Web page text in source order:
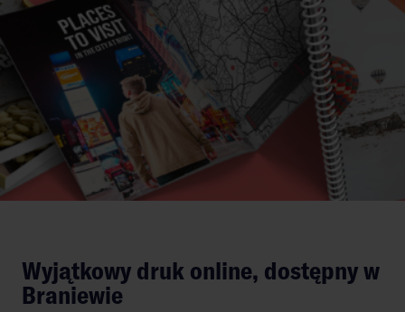
Wyjątkowy druk online, dostępny w
Braniewie